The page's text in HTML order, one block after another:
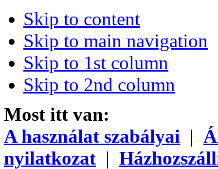
Skip to content
Skip to main navigation
Skip to 1st column
Skip to 2nd column
Most itt van:
A használat szabályai |
nyilatkozat |